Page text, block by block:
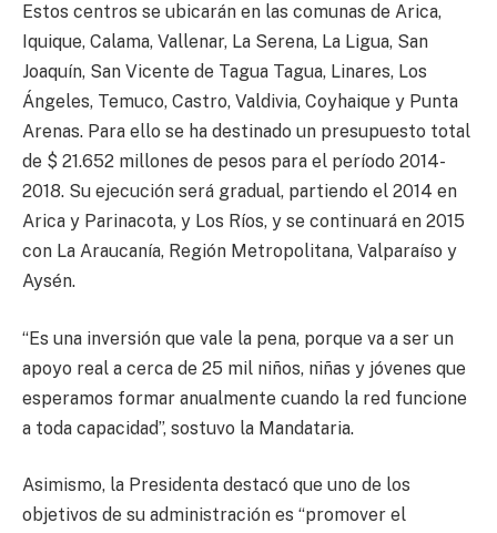
Estos centros se ubicarán en las comunas de Arica,
Iquique, Calama, Vallenar, La Serena, La Ligua, San
Joaquín, San Vicente de Tagua Tagua, Linares, Los
Ángeles, Temuco, Castro, Valdivia, Coyhaique y Punta
Arenas. Para ello se ha destinado un presupuesto total
de $ 21.652 millones de pesos para el período 2014-
2018. Su ejecución será gradual, partiendo el 2014 en
Arica y Parinacota, y Los Ríos, y se continuará en 2015
con La Araucanía, Región Metropolitana, Valparaíso y
Aysén.
“Es una inversión que vale la pena, porque va a ser un
apoyo real a cerca de 25 mil niños, niñas y jóvenes que
esperamos formar anualmente cuando la red funcione
a toda capacidad”, sostuvo la Mandataria.
Asimismo, la Presidenta destacó que uno de los
objetivos de su administración es “promover el